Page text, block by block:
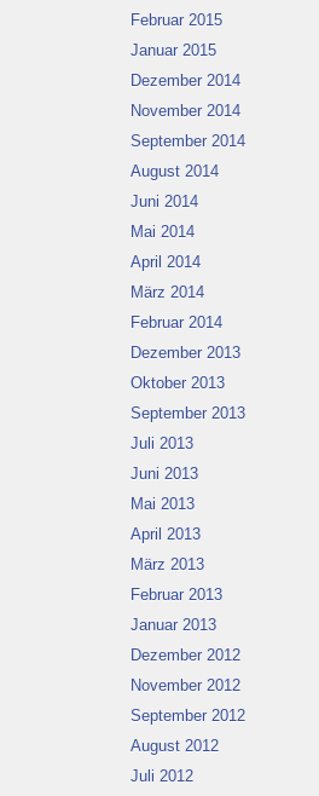
Februar 2015
Januar 2015
Dezember 2014
November 2014
September 2014
August 2014
Juni 2014
Mai 2014
April 2014
März 2014
Februar 2014
Dezember 2013
Oktober 2013
September 2013
Juli 2013
Juni 2013
Mai 2013
April 2013
März 2013
Februar 2013
Januar 2013
Dezember 2012
November 2012
September 2012
August 2012
Juli 2012